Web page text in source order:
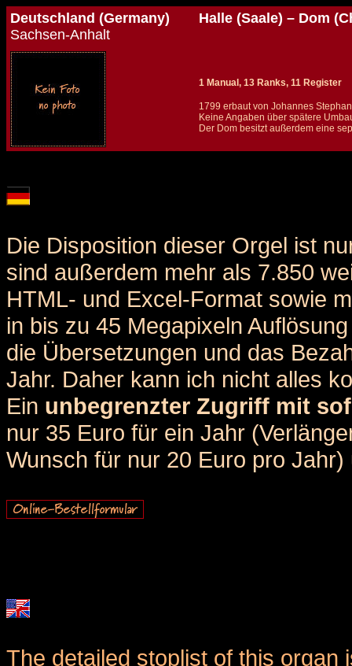
Deutschland (Germany)
Sachsen-Anhalt
Halle (Saale) – Dom
1 Manual, 13 Ranks, 11 Register
1799 erbaut von Johannes
Keine Angaben über spätere
Der Dom besitzt außerdem eine
Die Disposition dieser Orgel ist
sind außerdem mehr als 7.850
HTML- und Excel-Format sowie
in bis zu 45 Megapixeln
die Übersetzungen und das
Jahr. Daher kann ich nicht alles
Ein unbegrenzter Zugriff mit
nur 35 Euro für ein Jahr
Wunsch für nur 20 Euro pro
The detailed stoplist of this